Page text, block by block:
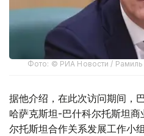
Фото: © РИА Новости / Рамиль
据他介绍，在此次访问期间，
哈萨克斯坦-巴什科尔托斯坦
尔托斯坦合作关系发展工作小组